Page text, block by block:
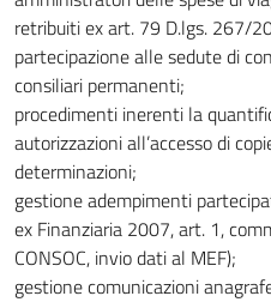
retribuiti ex art. 79 D.lgs. 267/
partecipazione alle sedute di
consiliari permanenti;
procedimenti inerenti la
autorizzazioni all’accesso di
determinazioni;
gestione adempimenti
ex Finanziaria 2007, art. 1,
CONSOC, invio dati al MEF);
gestione comunicazioni